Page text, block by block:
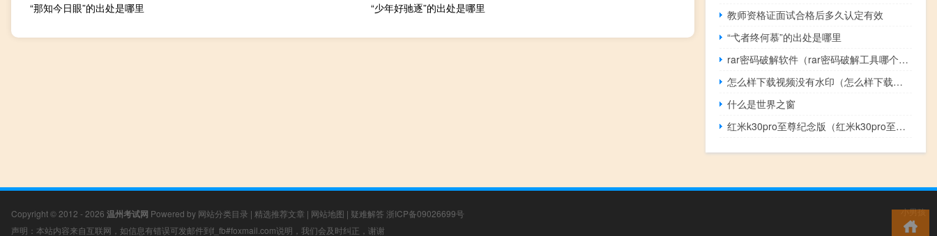
“那知今日眼”的出处是哪里
“少年好驰逐”的出处是哪里
教师资格证面试合格后多久认定有效
“弋者终何慕”的出处是哪里
rar密码破解软件（rar密码破解工具哪个好）
怎么样下载视频没有水印（怎么样下载视频）
什么是世界之窗
红米k30pro至尊纪念版（红米k30pro至尊纪念版参数）
Copyright © 2012 - 2026 温州考试网 Powered by 网站分类目录 | 精选推荐文章 | 网站地图 | 疑难解答 浙ICP备09026699号
声明：本站内容来自互联网，如信息有错误可发邮件到f_fb#foxmail.com说明，我们会及时纠正，谢谢
小男孩